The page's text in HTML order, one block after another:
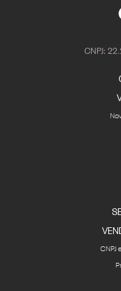
CNPJ:
CNPJ